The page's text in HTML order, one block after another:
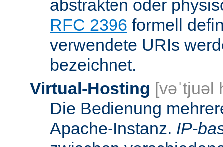
abstrakten oder
RFC 2396 formell
verwendete URIs
bezeichnet.
Virtual-Hosting [vəˈtjuəl
Die Bedienung
Apache-Instanz. IP-